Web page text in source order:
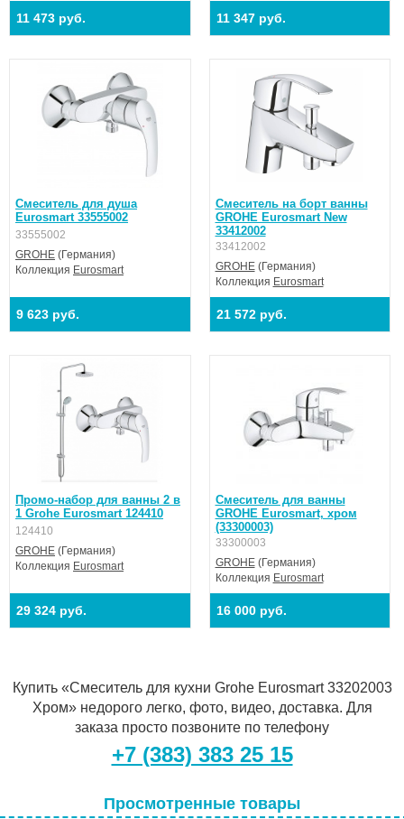
11 473 руб. 11 347 руб.
Смеситель для душа
Eurosmart 33555002
33555002
GROHE (Германия)
Коллекция Eurosmart
9 623 руб.
Смеситель на борт ванны
GROHE Eurosmart New
33412002
33412002
GROHE(Германия)
Коллекция Eurosmart
21 572 руб.
Промо-набор для ванны 2 в
1 Grohe Eurosmart 124410
124410
GROHE (Германия)
Коллекция Eurosmart
29 324 руб.
Смеситель для ванны
GROHE Eurosmart, хром
(33300003)
33300003
GROHE(Германия)
Коллекция Eurosmart
16 000 руб.
Купить «Смеситель для кухни Grohe Eurosmart 33202003
Хром» недорого легко, фото, видео, доставка. Для
заказа просто позвоните по телефону
+7 (383) 383 25 15
Просмотренные товары